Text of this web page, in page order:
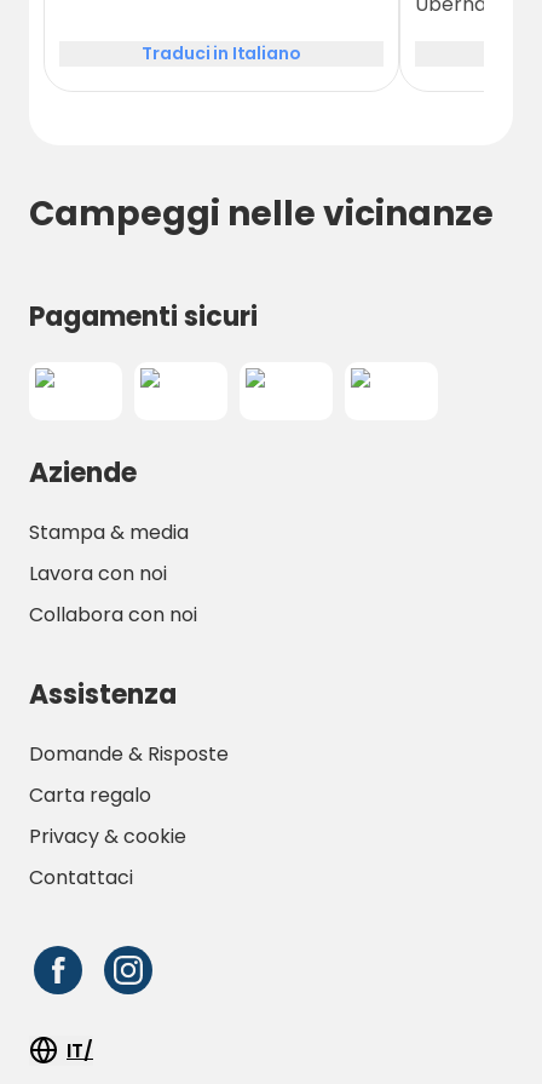
Traduci in Italiano
Leuten
Campeggi nelle vicinanze
Pagamenti sicuri
Aziende
Stampa & media
Lavora con noi
Collabora con noi
Assistenza
Domande & Risposte
Carta regalo
Privacy & cookie
Contattaci
IT/